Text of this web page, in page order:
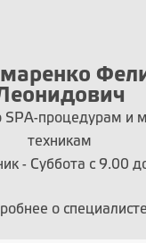
SPA-процедурам и
техникам
- Суббота с 9.00
о специалисте